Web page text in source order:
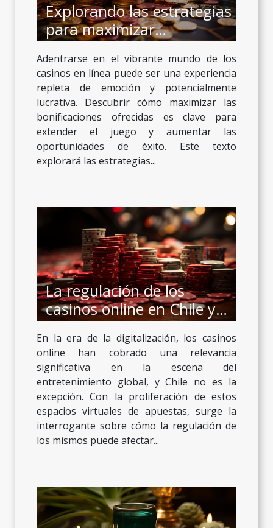
Explorando las estrategias
para maximizar
bonificaciones en casinos
en línea
Adentrarse en el vibrante mundo de los
casinos en línea puede ser una experiencia
repleta de emoción y potencialmente
lucrativa. Descubrir cómo maximizar las
bonificaciones ofrecidas es clave para
extender el juego y aumentar las
oportunidades de éxito. Este texto
explorará las estrategias...
La regulación de los
casinos online en Chile y
su impacto en la economía
local
En la era de la digitalización, los casinos
online han cobrado una relevancia
significativa en la escena del
entretenimiento global, y Chile no es la
excepción. Con la proliferación de estos
espacios virtuales de apuestas, surge la
interrogante sobre cómo la regulación de
los mismos puede afectar...